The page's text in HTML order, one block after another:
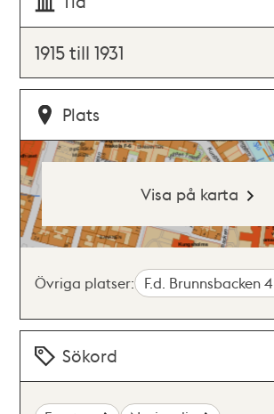
1915 till 1931
Plats
Visa på karta
Övriga platser: F.d. Brunnsbacken 4
Sökord